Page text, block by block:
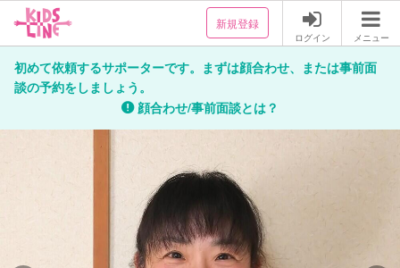
新規登録
ログイン メニュー
初めて依頼するサポーターです。まずは顔合わせ、または事前面
談の予約をしましょう。
顔合わせ/事前面談とは？